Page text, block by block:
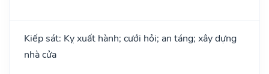
Kiếp sát: Kỵ xuất hành; cưới hỏi; an táng; xây dựng
nhà cửa